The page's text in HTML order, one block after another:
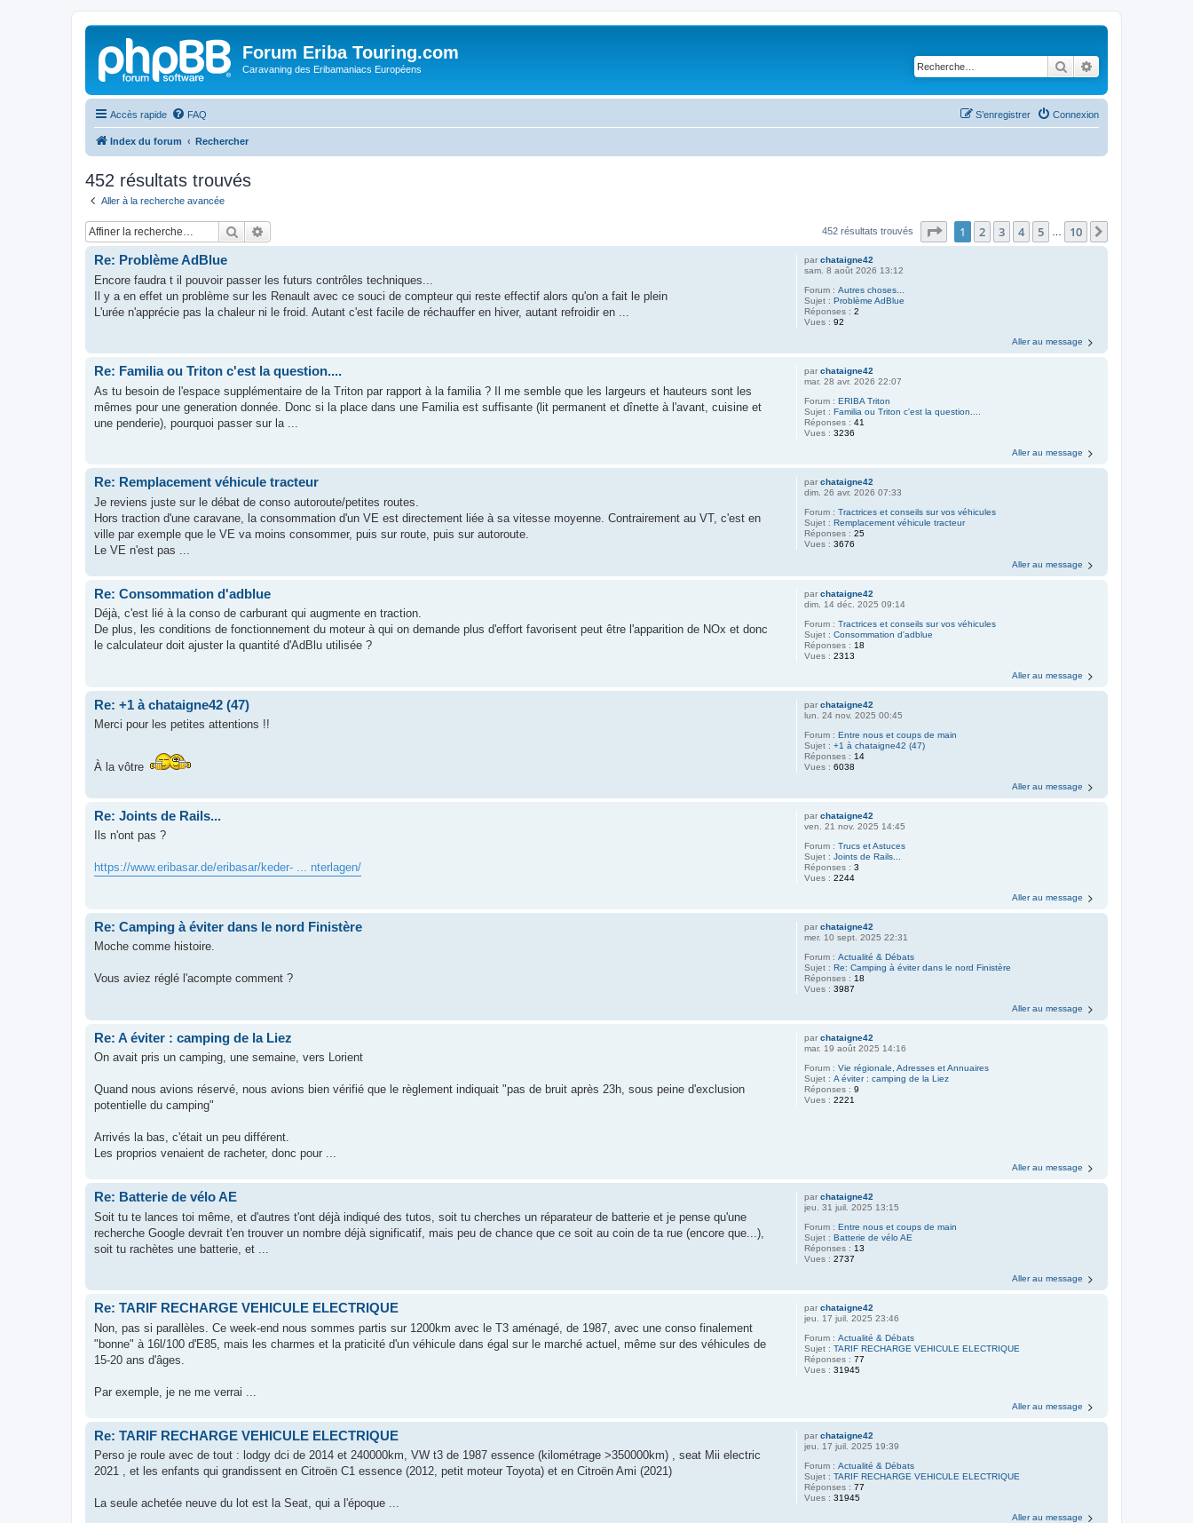
Forum Eriba Touring.com
Caravaning des Eribamaniacs Européens Rechercher
Accès rapide FAQ Connexion
S’enregistrer
Index du forum Rechercher
452 résultats trouvés
Aller à la recherche avancée
Rechercher 452 résultats trouvés Page sur10
1 2 3 4 5 10
parchataigne42
sam. 8 août 2026 13:12
Forum :Autres choses...
Sujet :Problème AdBlue
Réponses :2
Vues :92
Re: Problème AdBlue
Encore faudra t il pouvoir passer les futurs contrôles techniques...
Il y a en effet un problème sur les Renault avec ce souci de compteur qui reste effectif alors qu'on a fait le plein
L'urée n'apprécie pas la chaleur ni le froid. Autant c'est facile de réchauffer en hiver, autant refroidir en ...
Aller au message
parchataigne42
mar. 28 avr. 2026 22:07
Forum :ERIBA Triton
Sujet :Familia ou Triton c'est la question....
Réponses :41
Vues :3236
Re: Familia ou Triton c'est la question....
As tu besoin de l'espace supplémentaire de la Triton par rapport à la familia ? Il me semble que les largeurs et hauteurs sont les
mêmes pour une generation donnée. Donc si la place dans une Familia est suffisante (lit permanent et dînette à l'avant, cuisine et
une penderie), pourquoi passer sur la ...
Aller au message
parchataigne42
dim. 26 avr. 2026 07:33
Forum :Tractrices et conseils sur vos véhicules
Sujet :Remplacement véhicule tracteur
Réponses :25
Vues :3676
Re: Remplacement véhicule tracteur
Je reviens juste sur le débat de conso autoroute/petites routes.
Hors traction d'une caravane, la consommation d'un VE est directement liée à sa vitesse moyenne. Contrairement au VT, c'est en
ville par exemple que le VE va moins consommer, puis sur route, puis sur autoroute.
Le VE n'est pas ...
Aller au message
parchataigne42
dim. 14 déc. 2025 09:14
Forum :Tractrices et conseils sur vos véhicules
Sujet :Consommation d'adblue
Réponses : 18
Vues :2313
Re: Consommation d'adblue
Déjà, c'est lié à la conso de carburant qui augmente en traction.
De plus, les conditions de fonctionnement du moteur à qui on demande plus d'effort favorisent peut être l'apparition de NOx et donc
le calculateur doit ajuster la quantité d'AdBlu utilisée ?
Aller au message
parchataigne42
lun. 24 nov. 2025 00:45
Forum :Entre nous et coups de main
Sujet :+1 à chataigne42 (47)
Réponses : 14
Vues :6038
Re: +1 à chataigne42 (47)
Merci pour les petites attentions !!
À la vôtre
Aller au message
parchataigne42
ven. 21 nov. 2025 14:45
Forum :Trucs et Astuces
Sujet :Joints de Rails...
Réponses :3
Vues :2244
Re: Joints de Rails...
Ils n'ont pas ?
https://www.eribasar.de/eribasar/keder- ... nterlagen/
Aller au message
parchataigne42
mer. 10 sept. 2025 22:31
Forum :Actualité & Débats
Sujet :Re: Camping à éviter dans le nord Finistère
Réponses : 18
Vues :3987
Re: Camping à éviter dans le nord Finistère
Moche comme histoire.
Vous aviez réglé l'acompte comment ?
Aller au message
parchataigne42
mar. 19 août 2025 14:16
Forum :Vie régionale, Adresses et Annuaires
Sujet :A éviter : camping de la Liez
Réponses :9
Vues :2221
Re: A éviter : camping de la Liez
On avait pris un camping, une semaine, vers Lorient
Quand nous avions réservé, nous avions bien vérifié que le règlement indiquait "pas de bruit après 23h, sous peine d'exclusion
potentielle du camping"
Arrivés la bas, c'était un peu différent.
Les proprios venaient de racheter, donc pour ...
Aller au message
parchataigne42
jeu. 31 juil. 2025 13:15
Forum :Entre nous et coups de main
Sujet :Batterie de vélo AE
Réponses : 13
Vues :2737
Re: Batterie de vélo AE
Soit tu te lances toi même, et d'autres t'ont déjà indiqué des tutos, soit tu cherches un réparateur de batterie et je pense qu'une
recherche Google devrait t'en trouver un nombre déjà significatif, mais peu de chance que ce soit au coin de ta rue (encore que...),
soit tu rachètes une batterie, et ...
Aller au message
parchataigne42
jeu. 17 juil. 2025 23:46
Forum :Actualité & Débats
Sujet :TARIF RECHARGE VEHICULE ELECTRIQUE
Réponses :77
Vues :31945
Re: TARIF RECHARGE VEHICULE ELECTRIQUE
Non, pas si parallèles. Ce week-end nous sommes partis sur 1200km avec le T3 aménagé, de 1987, avec une conso finalement
"bonne" à 16l/100 d'E85, mais les charmes et la praticité d'un véhicule dans égal sur le marché actuel, même sur des véhicules de
15-20 ans d'âges.
Par exemple, je ne me verrai ...
Aller au message
parchataigne42
jeu. 17 juil. 2025 19:39
Forum :Actualité & Débats
Sujet :TARIF RECHARGE VEHICULE ELECTRIQUE
Réponses :77
Vues :31945
Re: TARIF RECHARGE VEHICULE ELECTRIQUE
Perso je roule avec de tout : lodgy dci de 2014 et 240000km, VW t3 de 1987 essence (kilométrage >350000km) , seat Mii electric
2021 , et les enfants qui grandissent en Citroën C1 essence (2012, petit moteur Toyota) et en Citroën Ami (2021)
La seule achetée neuve du lot est la Seat, qui a l'époque ...
Aller au message